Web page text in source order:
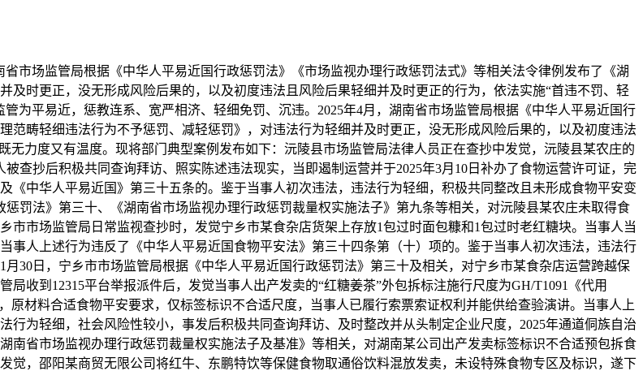
场监管局根据《中华人平易近国行政惩罚法》《市场监视办理行政惩罚法式》等相关法令律例发布了《湖
时更正，没无形成风险后果的，以及初度违法且风险后果轻细并及时更正的行为，依法实施“首违不罚、轻
为平易近，惩教连系、宽严相济、轻细免罚、沉违。2025年4月，湖南省市场监管局根据《中华人平易近国行
畴轻细违法行为不予惩罚、减轻惩罚》，对违法行为轻细并及时更正，没无形成风险后果的，以及初度违法
无力度又有温度。现将部门典型案例发布如下：沅陵县市场监管局法律人员正在查抄中发觉，沅陵县某农庄的
查抄后积极共同查询拜访、照实陈述违法现实，当即遏制运营并于2025年3月10日补办了食物运营许可证，完
中华人平易近国》第三十五条的。鉴于当事人初次违法，违法行为轻细，积极共同整改且未形成食物平安变
罚法》第三十、《湖南省市场监视办理行政惩罚裁量权实施法子》第九条等相关，对沅陵县某农庄未取得食
市场监管局日常监视查抄时，发觉宁乡市某食杂店货架上存放1包过时面包糠和1包过时老红糖块。当事人当
事人上述行为违反了《中华人平易近国食物平安法》第三十四条第（十）项的。鉴于当事人初次违法，违法行
30日，宁乡市市场监管局根据《中华人平易近国行政惩罚法》第三十及相关，对宁乡市某食杂店运营跨越保
收到12315平台举报派件后，发觉当事人出产发卖的“红糖姜茶”外包拆标注施行尺度为GH/T1091《代用
材料合适食物平安要求，仅标签标识不合适尺度，当事人已履行索票索证权利并能供给查验演讲。当事人上
为轻细，社会风险性较小，事发后积极共同查询拜访、及时整改并从头制定企业尺度，2025年通道侗族自治
南省市场监视办理行政惩罚裁量权实施法子及基准》等相关，对湖南某公司出产发卖标签标识不合适预包拆食
，邵阳某商贸无限公司将红牛、东鹏特饮等保健食物取通俗饮料混放发卖，未设特殊食物专区及标识，遂下